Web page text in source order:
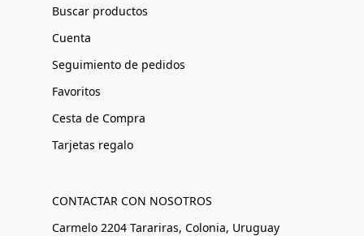
Buscar productos
Cuenta
Seguimiento de pedidos
Favoritos
Cesta de Compra
Tarjetas regalo
CONTACTAR CON NOSOTROS
Carmelo 2204 Tarariras, Colonia, Uruguay